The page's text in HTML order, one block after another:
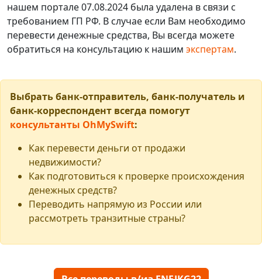
нашем портале 07.08.2024 была удалена в связи с
требованием ГП РФ. В случае если Вам необходимо
перевести денежные средства, Вы всегда можете
обратиться на консультацию к нашим экспертам.
Выбрать банк-отправитель, банк-получатель и
банк-корреспондент всегда помогут
консультанты OhMySwift:
Как перевести деньги от продажи
недвижимости?
Как подготовиться к проверке происхождения
денежных средств?
Переводить напрямую из России или
рассмотреть транзитные страны?